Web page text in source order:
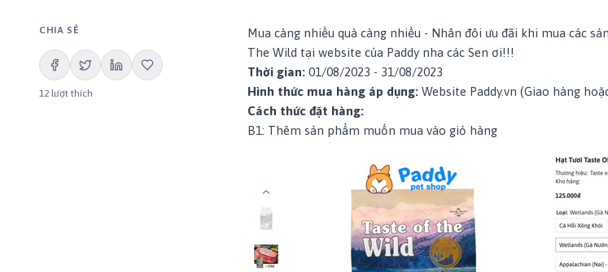
CHIA SẺ
12 lượt thích
Mua càng nhiều quà càng nhiều - Nhân đôi ưu đãi khi mua các
The Wild tại website của Paddy nha các Sen ơi!!!
Thời gian: 01/08/2023 - 31/08/2023
Hình thức mua hàng áp dụng: Website Paddy.vn (Giao hàng
Cách thức đặt hàng:
B1: Thêm sản phẩm muốn mua vào giỏ hàng